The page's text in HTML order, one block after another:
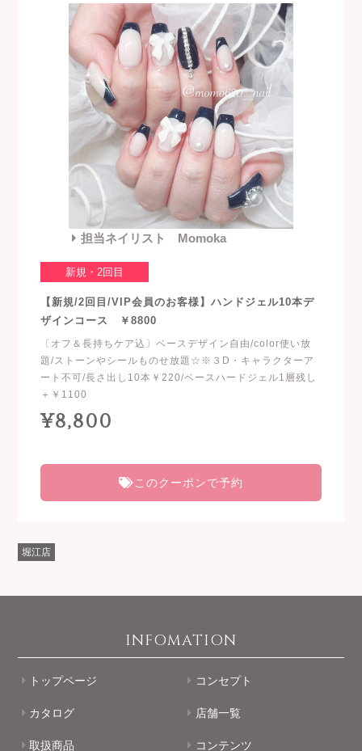
担当ネイリスト Momoka
新規・2回目
【新規/2回目/VIP会員のお客様】ハンドジェル10本デ
ザインコース ￥8800
〔オフ＆長持ちケア込〕ベースデザイン自由/color使い放
題/ストーンやシールものせ放題☆※３D・キャラクターア
ート不可/長さ出し10本￥220/ベースハードジェル1層残し
＋￥1100
¥8,800
このクーポンで予約
堀江店
INFOMATION
トップページ コンセプト
カタログ 店舗一覧
取扱商品 コンテンツ